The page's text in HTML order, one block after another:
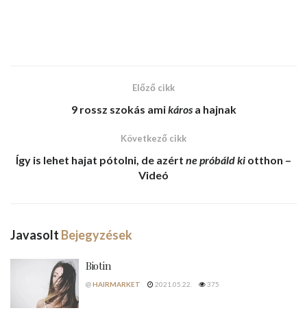
Előző cikk
9 rossz szokás amikárosa hajnak
Következő cikk
Így is lehet hajat pótolni, de azért ne próbáld ki otthon –
Videó
Javasolt Bejegyzések
Biotin
@HAIRMARKET 2021.05.22. 375